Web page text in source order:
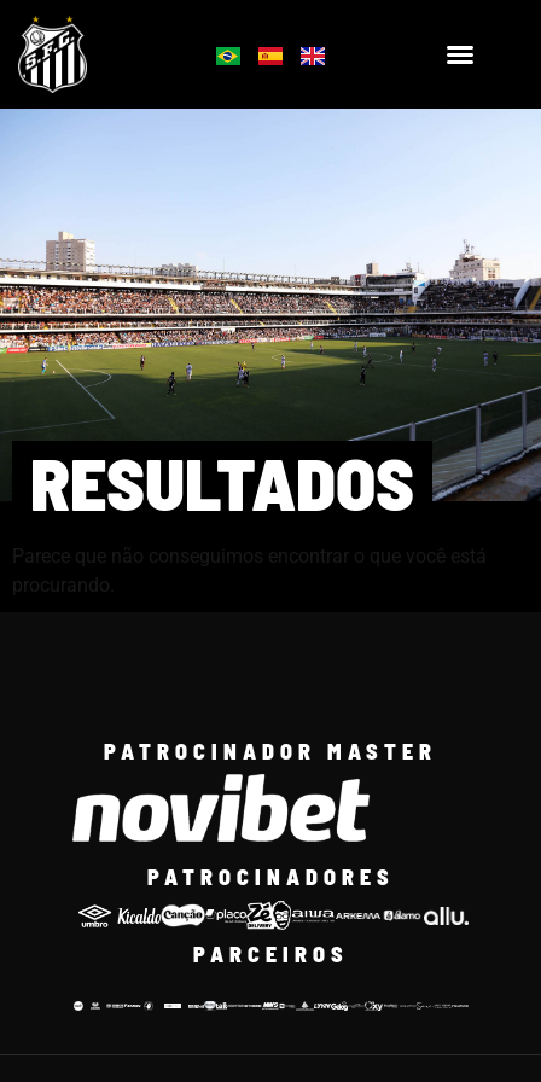
RESULTADOS
Parece que não conseguimos encontrar o que você está
procurando.
PATROCINADOR MASTER
PATROCINADORES
PARCEIROS